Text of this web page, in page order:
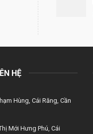
HỆ
Hùng, Cái Răng, Cần
Mới Hưng Phú, Cái